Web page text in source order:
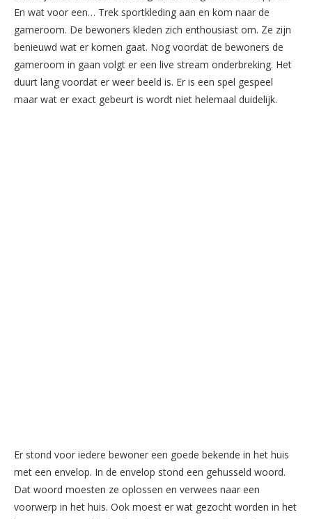
En wat voor een… Trek sportkleding aan en kom naar de
gameroom. De bewoners kleden zich enthousiast om. Ze zijn
benieuwd wat er komen gaat. Nog voordat de bewoners de
gameroom in gaan volgt er een live stream onderbreking. Het
duurt lang voordat er weer beeld is. Er is een spel gespeel
maar wat er exact gebeurt is wordt niet helemaal duidelijk.
Er stond voor iedere bewoner een goede bekende in het huis
met een envelop. In de envelop stond een gehusseld woord.
Dat woord moesten ze oplossen en verwees naar een
voorwerp in het huis. Ook moest er wat gezocht worden in het